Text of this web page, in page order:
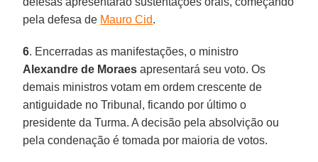
pela defesa de Mauro Cid.
6. Encerradas as manifestações, o ministro
Alexandre de Moraes apresentará seu voto. Os
demais ministros votam em ordem crescente de
antiguidade no Tribunal, ficando por último o
presidente da Turma. A decisão pela absolvição ou
pela condenação é tomada por maioria de votos.